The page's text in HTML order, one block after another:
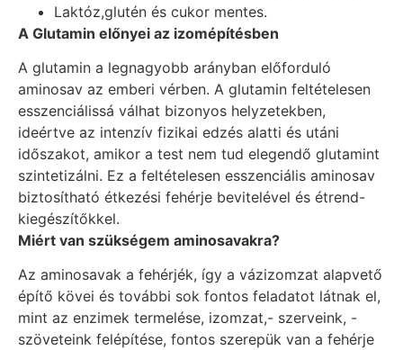
Laktóz,glutén és cukor mentes.
A Glutamin előnyei az izomépítésben
A glutamin a legnagyobb arányban előforduló
aminosav az emberi vérben. A glutamin feltételesen
esszenciálissá válhat bizonyos helyzetekben,
ideértve az intenzív fizikai edzés alatti és utáni
időszakot, amikor a test nem tud elegendő glutamint
szintetizálni. Ez a feltételesen esszenciális aminosav
biztosítható étkezési fehérje bevitelével és étrend-
kiegészítőkkel.
Miért van szükségem aminosavakra?
Az aminosavak a fehérjék, így a vázizomzat alapvető
építő kövei és további sok fontos feladatot látnak el,
mint az enzimek termelése, izomzat,- szerveink, -
szöveteink felépítése, fontos szerepük van a fehérje